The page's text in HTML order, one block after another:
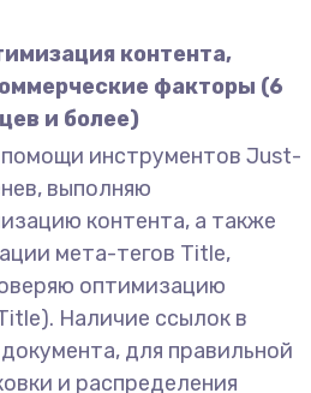
контента,
факторы (6
и более)
инструментов Just-
выполняю
контента, а также
мета-тегов Title,
оптимизацию
Наличие ссылок в
для правильной
и распределения